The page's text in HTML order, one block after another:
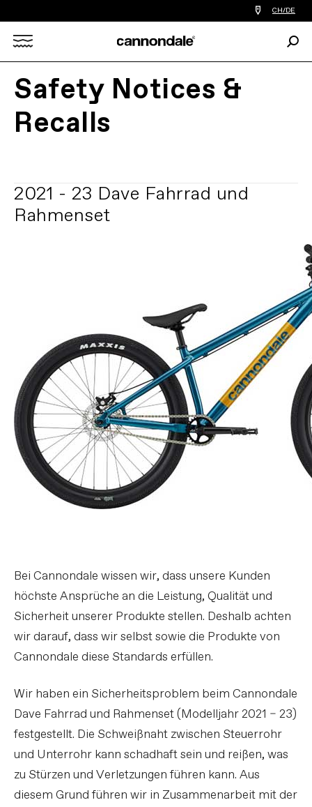
Einen
Händler
meiner
finden
CH/DE
Safety Notices &
Recalls
2021 - 23 Dave Fahrrad und
Rahmenset
Bei Cannondale wissen wir, dass unsere Kunden
höchste Ansprüche an die Leistung, Qualität und
Sicherheit unserer Produkte stellen. Deshalb achten
wir darauf, dass wir selbst sowie die Produkte von
Cannondale diese Standards erfüllen.
Wir haben ein Sicherheitsproblem beim Cannondale
Dave Fahrrad und Rahmenset (Modelljahr 2021 – 23)
festgestellt. Die Schweißnaht zwischen Steuerrohr
und Unterrohr kann schadhaft sein und reißen, was
zu Stürzen und Verletzungen führen kann. Aus
diesem Grund führen wir in Zusammenarbeit mit der